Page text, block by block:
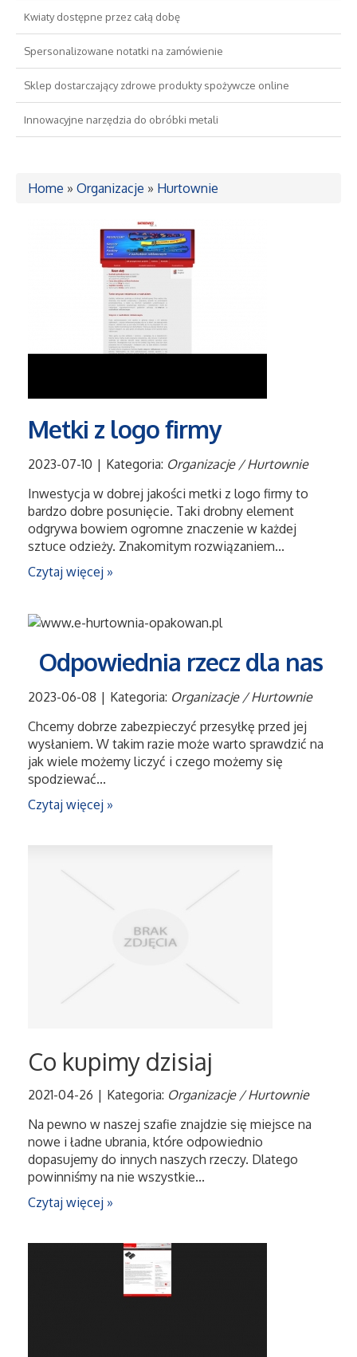
Nieruchomości, Działki
Domy, Mieszkania
Wykształcenie
Kursy Językowe
Konferencje, Sale Szkoleniowe
Kursy i Szkolenia
Tłumaczenia
Sprzedaż Interntowa
Biżuteria
Dla Dzieci
Meble
Wyposażenie Wnętrz
Sport
Elektronika, RTV, AGD
Art. Dla Zwierząt
Materiały Eksploatacyjne
Inne Sklepy
Przemysł Metalowy
Przeprowadzki
Części Samochodowe
Wynajem
Kwiaty dostępne przez całą dobę
Spersonalizowane notatki na zamówienie
Sklep dostarczający zdrowe produkty spożywcze online
Innowacyjne narzędzia do obróbki metali
Home » Organizacje » Hurtownie
Metki z logo firmy
2023-07-10 | Kategoria: Organizacje / Hurtownie
Inwestycja w dobrej jakości metki z logo firmy to
bardzo dobre posunięcie. Taki drobny element
odgrywa bowiem ogromne znaczenie w każdej
sztuce odzieży. Znakomitym rozwiązaniem...
Czytaj więcej »
Odpowiednia rzecz dla nas
2023-06-08 | Kategoria: Organizacje / Hurtownie
Chcemy dobrze zabezpieczyć przesyłkę przed jej
wysłaniem. W takim razie może warto sprawdzić na
jak wiele możemy liczyć i czego możemy się
spodziewać...
Czytaj więcej »
Co kupimy dzisiaj
2021-04-26 | Kategoria: Organizacje / Hurtownie
Na pewno w naszej szafie znajdzie się miejsce na
nowe i ładne ubrania, które odpowiednio
dopasujemy do innych naszych rzeczy. Dlatego
powinniśmy na nie wszystkie...
Czytaj więcej »